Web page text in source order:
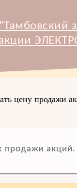
цену продажи
продажи акций.